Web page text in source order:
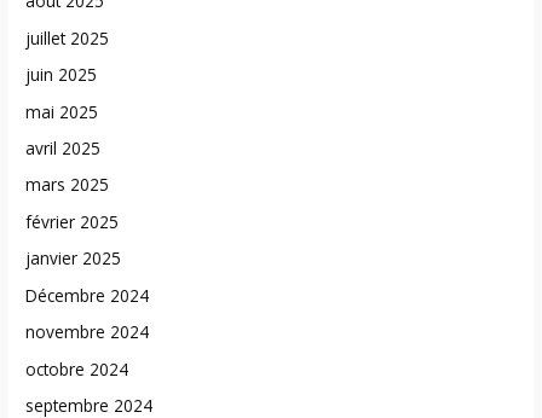
juillet 2025
juin 2025
mai 2025
avril 2025
mars 2025
février 2025
janvier 2025
Décembre 2024
novembre 2024
octobre 2024
septembre 2024